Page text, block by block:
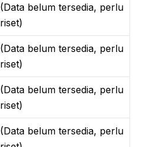
(Data belum tersedia, perlu
riset)
(Data belum tersedia, perlu
riset)
(Data belum tersedia, perlu
riset)
(Data belum tersedia, perlu